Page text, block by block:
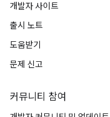
개발자 사이트
출시 노트
도움받기
문제 신고
커뮤니티 참여